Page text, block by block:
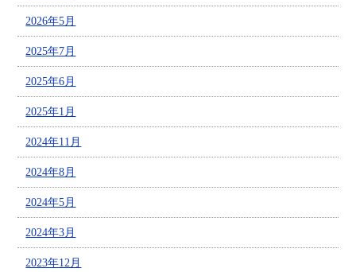
2026年5月
2025年7月
2025年6月
2025年1月
2024年11月
2024年8月
2024年5月
2024年3月
2023年12月